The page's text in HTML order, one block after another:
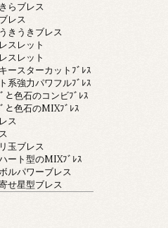
らブレス
レス
きうきブレス
スレット
スレット
ースターカットﾌﾞﾚｽ
系強力パワフルﾌﾞﾚｽ
と色石のコンビﾌﾞﾚｽ
と色石のMIXﾌﾞﾚｽ
ス
玉ブレス
ート型のMIXﾌﾞﾚｽ
ルパワーブレス
せ星型ブレス